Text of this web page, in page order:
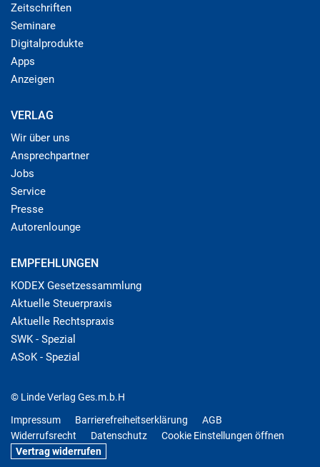
Zeitschriften
Seminare
Digitalprodukte
Apps
Anzeigen
VERLAG
Wir über uns
Ansprechpartner
Jobs
Service
Presse
Autorenlounge
EMPFEHLUNGEN
KODEX Gesetzessammlung
Aktuelle Steuerpraxis
Aktuelle Rechtspraxis
SWK - Spezial
ASoK - Spezial
© Linde Verlag Ges.m.b.H
Impressum
Barrierefreiheitserklärung
AGB
Widerrufsrecht
Datenschutz
Cookie Einstellungen öffnen
Vertrag widerrufen